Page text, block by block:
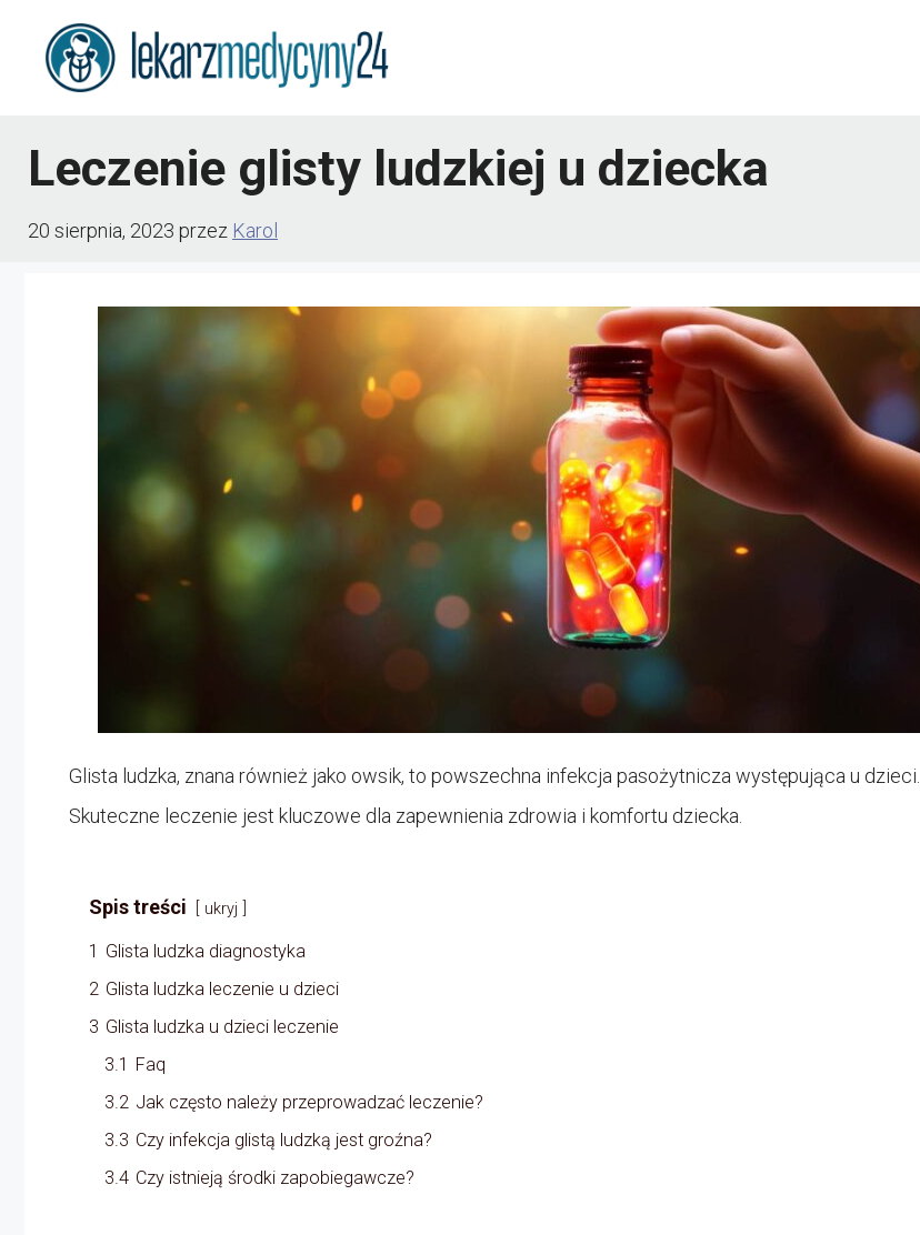
Leczenie glisty ludzkiej u dziecka
20 sierpnia, 2023 przez Karol
Glista ludzka, znana również jako owsik, to powszechna infekcja pasożytnicza występująca u dzieci.
Skuteczne leczenie jest kluczowe dla zapewnienia zdrowia i komfortu dziecka.
Spis treści ukryj
1 Glista ludzka diagnostyka
2 Glista ludzka leczenie u dzieci
3 Glista ludzka u dzieci leczenie
3.1
Faq
3.2 Jak często należy przeprowadzać leczenie?
3.3 Czy infekcja glistą ludzką jest groźna?
3.4 Czy istnieją środki zapobiegawcze?